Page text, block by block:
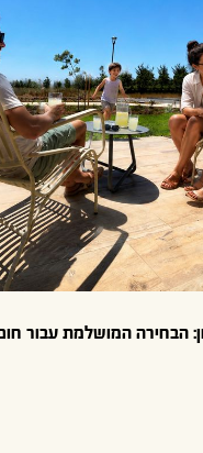
הבחירה המושלמת עבור